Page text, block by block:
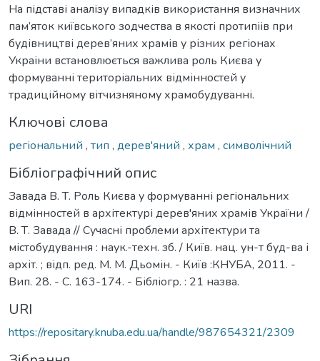
На підставі аналізу випадків використання визначних
пам’яток київського зодчества в якості протипіів при
будівництві дерев’яних храмів у різних регіонах
Украіни встановлюється важлива роль Києва у
формуванні територіальних відмінностей у
традиційному вітчизняному храмобудуванні.
Ключові слова
регіональний , тип , дерев'яний , храм , символічний
Бібліографічний опис
Завада В. Т. Роль Києва у формуванні регіональних
відмінностей в архітектурі дерев'яних храмів України /
В. Т. Завада // Сучасні проблеми архітектури та
містобудування : наук.-техн. зб. / Київ. нац. ун-т буд-ва і
архіт. ; відп. ред. М. М. Дьомін. - Київ :КНУБА, 2011. -
Вип. 28. - С. 163-174. - Бібліогр. : 21 назва.
URI
https://repositary.knuba.edu.ua/handle/987654321/2309